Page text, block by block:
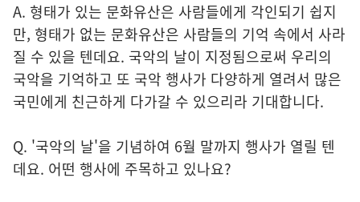
A. 형태가 있는 문화유산은 사람들에게 각인되기 쉽지
만, 형태가 없는 문화유산은 사람들의 기억 속에서 사라
질 수 있을 텐데요. 국악의 날이 지정됨으로써 우리의
국악을 기억하고 또 국악 행사가 다양하게 열려서 많은
국민에게 친근하게 다가갈 수 있으리라 기대합니다.
Q. '국악의 날'을 기념하여 6월 말까지 행사가 열릴 텐
데요. 어떤 행사에 주목하고 있나요?